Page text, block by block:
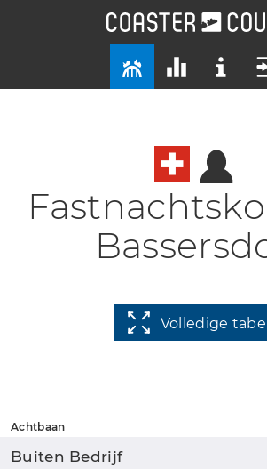
Volledige tabel
Achtbaan
Buiten Bedrijf